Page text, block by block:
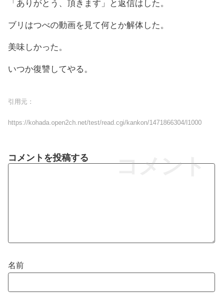
「ありがとう、頂きます」と返信はした。
ブリはつべの動画を見て何とか解体した。
美味しかった。
いつか復讐してやる。
引用元：
https://kohada.open2ch.net/test/read.cgi/kankon/1471866304/l1000
コメント
コメントを投稿する
名前